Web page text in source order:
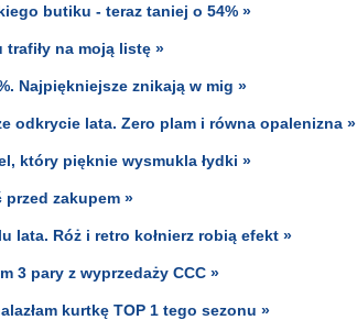
butiku - teraz taniej o 54% »
trafiły na moją listę »
Najpiękniejsze znikają w mig »
odkrycie lata. Zero plam i równa opalenizna »
który pięknie wysmukla łydki »
zakupem »
lata. Róż i retro kołnierz robią efekt »
3 pary z wyprzedaży CCC »
kurtkę TOP 1 tego sezonu »